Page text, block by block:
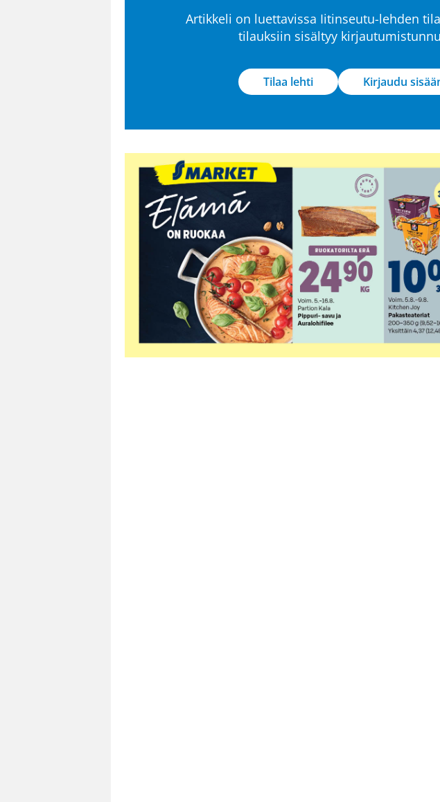
Artikkeli on luettavissa Iitinseutu-lehden
tilauksiin sisältyy
Tilaa lehti Kirjaudu